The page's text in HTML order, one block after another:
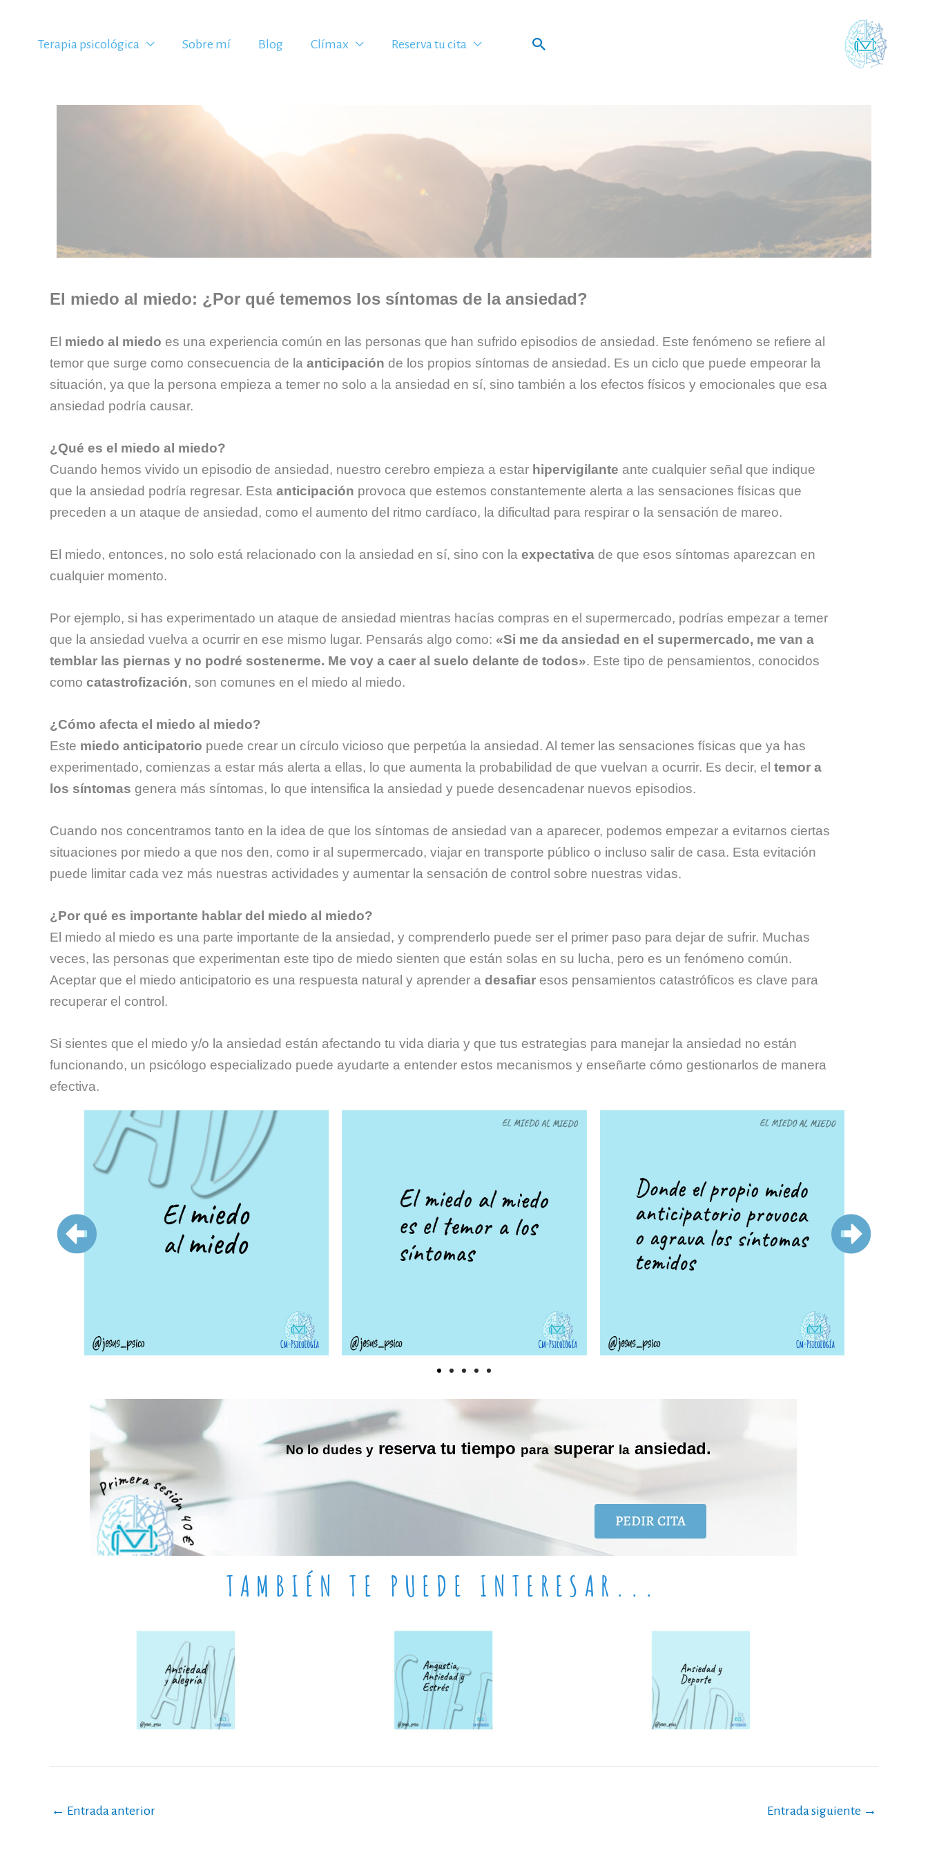
contenido
Terapia psicológica Sobre mí Blog Clímax Reserva tu cita Buscar
El miedo al miedo: ¿Por qué tememos los síntomas de la ansiedad?
El miedo al miedo es una experiencia común en las personas que han sufrido episodios de ansiedad. Este fenómeno se refiere al
temor que surge como consecuencia de la anticipación de los propios síntomas de ansiedad. Es un ciclo que puede empeorar la
situación, ya que la persona empieza a temer no solo a la ansiedad en sí, sino también a los efectos físicos y emocionales que esa
ansiedad podría causar.
¿Qué es el miedo al miedo?
Cuando hemos vivido un episodio de ansiedad, nuestro cerebro empieza a estar hipervigilante ante cualquier señal que indique
que la ansiedad podría regresar. Esta anticipación provoca que estemos constantemente alerta a las sensaciones físicas que
preceden a un ataque de ansiedad, como el aumento del ritmo cardíaco, la dificultad para respirar o la sensación de mareo.
El miedo, entonces, no solo está relacionado con la ansiedad en sí, sino con la expectativa de que esos síntomas aparezcan en
cualquier momento.
Por ejemplo, si has experimentado un ataque de ansiedad mientras hacías compras en el supermercado, podrías empezar a temer
que la ansiedad vuelva a ocurrir en ese mismo lugar. Pensarás algo como: «Si me da ansiedad en el supermercado, me van a
temblar las piernas y no podré sostenerme. Me voy a caer al suelo delante de todos». Este tipo de pensamientos, conocidos
como catastrofización, son comunes en el miedo al miedo.
¿Cómo afecta el miedo al miedo?
Este miedo anticipatorio puede crear un círculo vicioso que perpetúa la ansiedad. Al temer las sensaciones físicas que ya has
experimentado, comienzas a estar más alerta a ellas, lo que aumenta la probabilidad de que vuelvan a ocurrir. Es decir, el temor a
los síntomas genera más síntomas, lo que intensifica la ansiedad y puede desencadenar nuevos episodios.
Cuando nos concentramos tanto en la idea de que los síntomas de ansiedad van a aparecer, podemos empezar a evitarnos ciertas
situaciones por miedo a que nos den, como ir al supermercado, viajar en transporte público o incluso salir de casa. Esta evitación
puede limitar cada vez más nuestras actividades y aumentar la sensación de control sobre nuestras vidas.
¿Por qué es importante hablar del miedo al miedo?
El miedo al miedo es una parte importante de la ansiedad, y comprenderlo puede ser el primer paso para dejar de sufrir. Muchas
veces, las personas que experimentan este tipo de miedo sienten que están solas en su lucha, pero es un fenómeno común.
Aceptar que el miedo anticipatorio es una respuesta natural y aprender a desafiar esos pensamientos catastróficos es clave para
recuperar el control.
Si sientes que el miedo y/o la ansiedad están afectando tu vida diaria y que tus estrategias para manejar la ansiedad no están
funcionando, un psicólogo especializado puede ayudarte a entender estos mecanismos y enseñarte cómo gestionarlos de manera
efectiva.
PEDIR CITA
No lo dudes y reserva tu tiempo parasuperar la ansiedad.
TAMBIÉN TE PUEDE INTERESAR...
← Entrada anterior Entrada siguiente →